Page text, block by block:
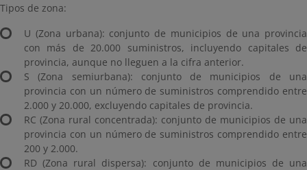
Tipos de zona:
U (Zona urbana): conjunto de municipios de una provincia
con más de 20.000 suministros, incluyendo capitales de
provincia, aunque no lleguen a la cifra anterior.
S (Zona semiurbana): conjunto de municipios de una
provincia con un número de suministros comprendido entre
2.000 y 20.000, excluyendo capitales de provincia.
RC (Zona rural concentrada): conjunto de municipios de una
provincia con un número de suministros comprendido entre
200 y 2.000.
RD (Zona rural dispersa): conjunto de municipios de una